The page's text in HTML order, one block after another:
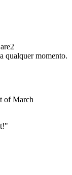
a qualquer momento.
of March